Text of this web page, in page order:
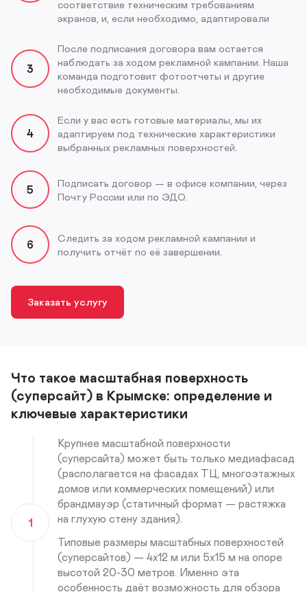
соответствие техническим требованиям
экранов, и, если необходимо, адаптировали
3
После подписания договора вам остается
наблюдать за ходом рекламной кампании. Наша
команда подготовит фотоотчеты и другие
необходимые документы.
4
Если у вас есть готовые материалы, мы их
адаптируем под технические характеристики
выбранных рекламных поверхностей.
5
Подписать договор — в офисе компании, через
Почту России или по ЭДО.
6
Следить за ходом рекламной кампании и
получить отчёт по её завершении.
Заказать услугу
Что такое масштабная поверхность
(суперсайт) в Крымске: определение и
ключевые характеристики
1
Крупнее масштабной поверхности
(суперсайта) может быть только медиафасад
(располагается на фасадах ТЦ, многоэтажных
домов или коммерческих помещений) или
брандмауэр (статичный формат — растяжка
на глухую стену здания).
Типовые размеры масштабных поверхностей
(суперсайтов) — 4х12 м или 5х15 м на опоре
высотой 20-30 метров. Именно эта
особенность даёт возможность для обзора